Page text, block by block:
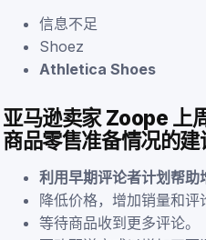
信息不足
Shoez
Athletica Shoes
亚马逊卖家 Zoope 上
商品零售准备情况的建
利用早期评论者计划帮助
降低价格，增加销量和评
等待商品收到更多评论。